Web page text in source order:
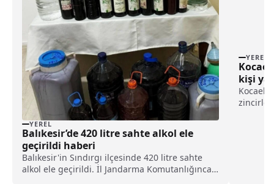
YEREL
Balıkesir’de 420 litre sahte alkol ele
geçirildi haberi
Balıkesir'in Sındırgı ilçesinde 420 litre sahte
alkol ele geçirildi. İl Jandarma Komutanlığınca
YEREL
kişi